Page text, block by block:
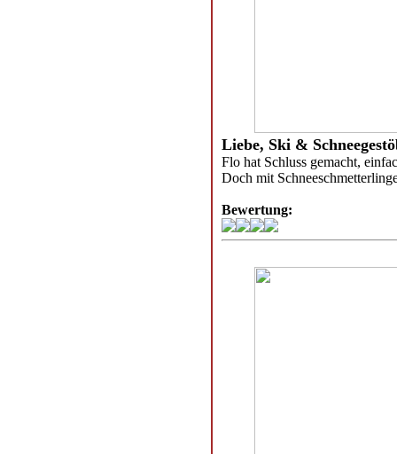
Liebe, Ski &
Flo hat Schluss gemacht,
Doch mit
Bewertung: